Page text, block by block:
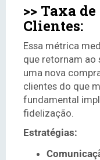
>> Taxa
Clientes:
Essa métrica
que retornam ao
uma nova
clientes do que
fundamental
fidelização.
Estratégias: